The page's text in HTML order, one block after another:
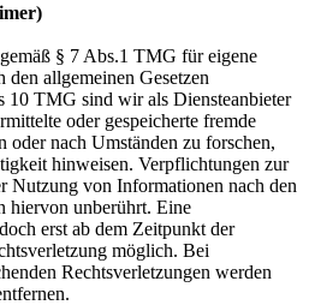
§ 7 Abs.1 TMG für eigene
den allgemeinen Gesetzen
10 TMG sind wir als Diensteanbieter
oder gespeicherte fremde
oder nach Umständen zu forschen,
hinweisen. Verpflichtungen zur
Nutzung von Informationen nach den
hiervon unberührt. Eine
erst ab dem Zeitpunkt der
möglich. Bei
Rechtsverletzungen werden